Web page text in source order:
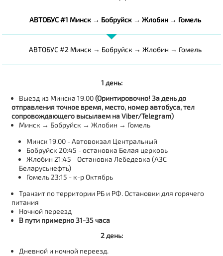
АВТОБУС #1 Минск → Бобруйск → Жлобин → Гомель
АВТОБУС #2 Минск → Бобруйск → Жлобин → Гомель
1 день:
Выезд из Минска 19.00(Оринтировочно! За день до
отправления точное время, место, номер автобуса, тел
сопровождающего высылаем на Viber/Telegram)
Минск → Бобруйск → Жлобин → Гомель
Минск 19.00 - Автовокзал Центральный
Бобруйск 20:45 - остановка Белая церковь
Жлобин 21:45 - Остановка Лебедевка (АЗС
Беларусьнефть)
Гомель 23:15 - к-р Октябрь
Транзит по территории РБ и РФ. Остановки для горячего
питания
Ночной переезд
В пути примерно 31-35 часа
2 день:
Дневной и ночной переезд.